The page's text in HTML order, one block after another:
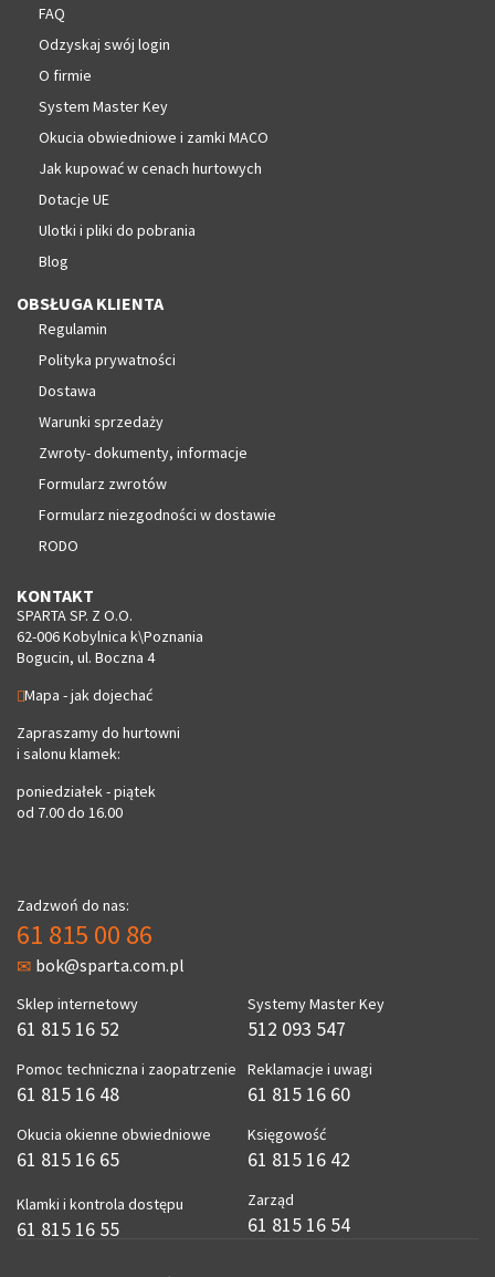
FAQ
Odzyskaj swój login
O firmie
System Master Key
Okucia obwiedniowe i zamki MACO
Jak kupować w cenach hurtowych
Dotacje UE
Ulotki i pliki do pobrania
Blog
OBSŁUGA KLIENTA
Regulamin
Polityka prywatności
Dostawa
Warunki sprzedaży
Zwroty- dokumenty, informacje
Formularz zwrotów
Formularz niezgodności w dostawie
RODO
KONTAKT
SPARTA SP. Z O.O.
62-006 Kobylnica k\Poznania
Bogucin, ul. Boczna 4
Mapa - jak dojechać
Zapraszamy do hurtowni
i salonu klamek:
poniedziałek - piątek
od 7.00 do 16.00
Zadzwoń do nas:
61 815 00 86
bok@sparta.com.pl
Sklep internetowy
61 815 16 52
Pomoc techniczna i zaopatrzenie
61 815 16 48
Okucia okienne obwiedniowe
61 815 16 65
Klamki i kontrola dostępu
61 815 16 55
Systemy Master Key
512 093 547
Reklamacje i uwagi
61 815 16 60
Księgowość
61 815 16 42
Zarząd
61 815 16 54